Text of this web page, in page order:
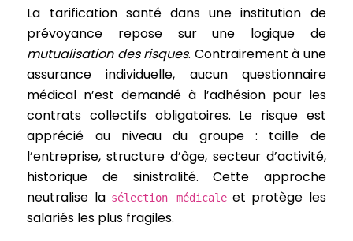
La tarification santé dans une institution de
prévoyance repose sur une logique de
mutualisation des risques. Contrairement à une
assurance individuelle, aucun questionnaire
médical n’est demandé à l’adhésion pour les
contrats collectifs obligatoires. Le risque est
apprécié au niveau du groupe : taille de
l’entreprise, structure d’âge, secteur d’activité,
historique de sinistralité. Cette approche
neutralise la sélection médicale et protège les
salariés les plus fragiles.